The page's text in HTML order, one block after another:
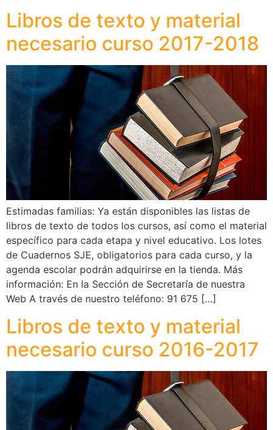
Libros de texto y material
necesario curso 2017-2018
Estimadas familias: Ya están disponibles las listas de
libros de texto de todos los cursos, así como el material
específico para cada etapa y nivel educativo. Los lotes
de Cuadernos SJE, obligatorios para cada curso, y la
agenda escolar podrán adquirirse en la tienda. Más
información: En la Sección de Secretaría de nuestra
Web A través de nuestro teléfono: 91 675 […]
Libros de texto y material
necesario curso 2016-2017